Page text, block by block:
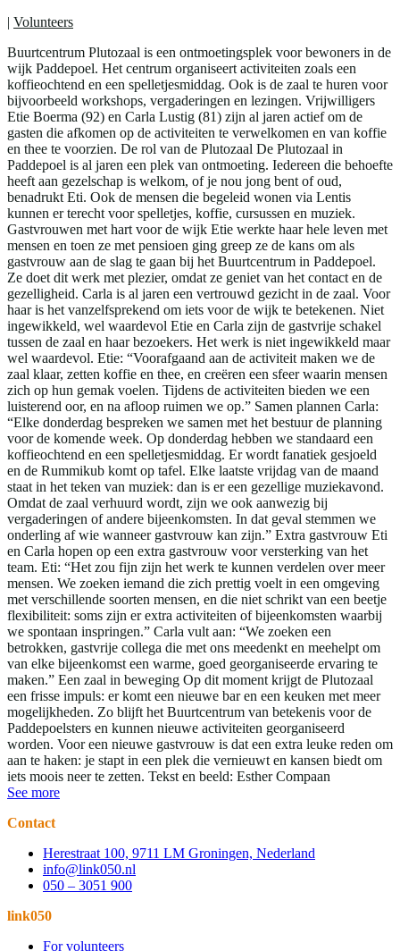
| Volunteers
Buurtcentrum Plutozaal is een ontmoetingsplek voor bewoners in de
wijk Paddepoel. Het centrum organiseert activiteiten zoals een
koffieochtend en een spelletjesmiddag. Ook is de zaal te huren voor
bijvoorbeeld workshops, vergaderingen en lezingen. Vrijwilligers
Etie Boerma (92) en Carla Lustig (81) zijn al jaren actief om de
gasten die afkomen op de activiteiten te verwelkomen en van koffie
en thee te voorzien. De rol van de Plutozaal De Plutozaal in
Paddepoel is al jaren een plek van ontmoeting. Iedereen die behoefte
heeft aan gezelschap is welkom, of je nou jong bent of oud,
benadrukt Eti. Ook de mensen die begeleid wonen via Lentis
kunnen er terecht voor spelletjes, koffie, cursussen en muziek.
Gastvrouwen met hart voor de wijk Etie werkte haar hele leven met
mensen en toen ze met pensioen ging greep ze de kans om als
gastvrouw aan de slag te gaan bij het Buurtcentrum in Paddepoel.
Ze doet dit werk met plezier, omdat ze geniet van het contact en de
gezelligheid. Carla is al jaren een vertrouwd gezicht in de zaal. Voor
haar is het vanzelfsprekend om iets voor de wijk te betekenen. Niet
ingewikkeld, wel waardevol Etie en Carla zijn de gastvrije schakel
tussen de zaal en haar bezoekers. Het werk is niet ingewikkeld maar
wel waardevol. Etie: “Voorafgaand aan de activiteit maken we de
zaal klaar, zetten koffie en thee, en creëren een sfeer waarin mensen
zich op hun gemak voelen. Tijdens de activiteiten bieden we een
luisterend oor, en na afloop ruimen we op.” Samen plannen Carla:
“Elke donderdag bespreken we samen met het bestuur de planning
voor de komende week. Op donderdag hebben we standaard een
koffieochtend en een spelletjesmiddag. Er wordt fanatiek gesjoeld
en de Rummikub komt op tafel. Elke laatste vrijdag van de maand
staat in het teken van muziek: dan is er een gezellige muziekavond.
Omdat de zaal verhuurd wordt, zijn we ook aanwezig bij
vergaderingen of andere bijeenkomsten. In dat geval stemmen we
onderling af wie wanneer gastvrouw kan zijn.” Extra gastvrouw Eti
en Carla hopen op een extra gastvrouw voor versterking van het
team. Eti: “Het zou fijn zijn het werk te kunnen verdelen over meer
mensen. We zoeken iemand die zich prettig voelt in een omgeving
met verschillende soorten mensen, en die niet schrikt van een beetje
flexibiliteit: soms zijn er extra activiteiten of bijeenkomsten waarbij
we spontaan inspringen.” Carla vult aan: “We zoeken een
betrokken, gastvrije collega die met ons meedenkt en meehelpt om
van elke bijeenkomst een warme, goed georganiseerde ervaring te
maken.” Een zaal in beweging Op dit moment krijgt de Plutozaal
een frisse impuls: er komt een nieuwe bar en een keuken met meer
mogelijkheden. Zo blijft het Buurtcentrum van betekenis voor de
Paddepoelsters en kunnen nieuwe activiteiten georganiseerd
worden. Voor een nieuwe gastvrouw is dat een extra leuke reden om
aan te haken: je stapt in een plek die vernieuwt en kansen biedt om
iets moois neer te zetten. Tekst en beeld: Esther Compaan
See more
Contact
Herestraat 100, 9711 LM Groningen, Nederland
info@link050.nl
050 – 3051 900
link050
For volunteers